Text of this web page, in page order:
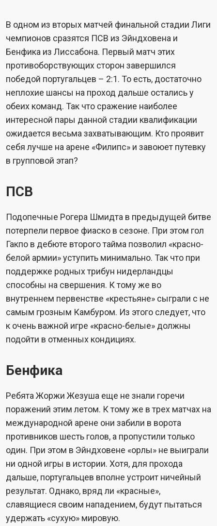
В одном из вторых матчей финальной стадии Лиги
чемпионов сразятся ПСВ из Эйндховена и
Бенфика из Лиссабона. Первый матч этих
противоборствующих сторон завершился
победой португальцев – 2:1. То есть, достаточно
неплохие шансы на проход дальше остались у
обеих команд. Так что сражение наиболее
интересной пары данной стадии квалификации
ожидается весьма захватывающим. Кто проявит
себя лучше на арене «Филипс» и завоюет путевку
в групповой этап?
ПСВ
Подопечные Рогера Шмидта в предыдущей битве
потерпели первое фиаско в сезоне. При этом гол
Гакпо в дебюте второго тайма позволил «красно-
белой армии» уступить минимально. Так что при
поддержке родных трибун нидерландцы
способны на свершения. К тому же во
внутреннем первенстве «крестьяне» сыграли с не
самым грозным Камбуром. Из этого следует, что
к очень важной игре «красно-белые» должны
подойти в отменных кондициях.
Бенфика
Ребята Жоржи Жезуша еще не знали горечи
поражений этим летом. К тому же в трех матчах на
международной арене они забили в ворота
противников шесть голов, а пропустили только
один. При этом в Эйндховене «орлы» не выиграли
ни одной игры в истории. Хотя, для прохода
дальше, португальцев вполне устроит ничейный
результат. Однако, вряд ли «красные»,
славящиеся своим нападением, будут пытаться
удержать «сухую» мировую.